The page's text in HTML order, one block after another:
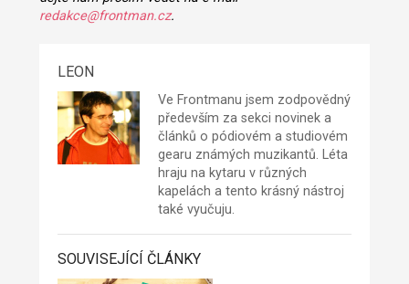
redakce@frontman.cz.
LEON
Ve Frontmanu jsem zodpovědný
především za sekci novinek a
článků o pódiovém a studiovém
gearu známých muzikantů. Léta
hraju na kytaru v různých
kapelách a tento krásný nástroj
také vyučuju.
SOUVISEJÍCÍ ČLÁNKY